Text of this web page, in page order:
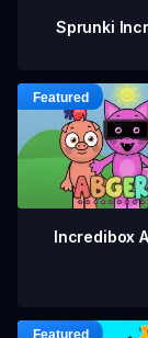
Sprunki
Incredibox